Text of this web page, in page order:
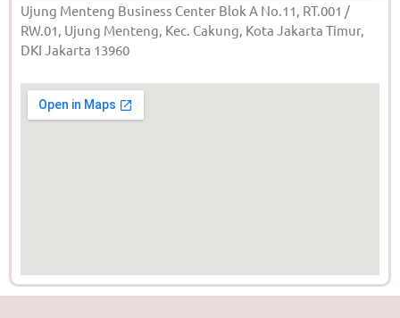
Ujung Menteng Business Center Blok A No.11, RT.001 /
RW.01, Ujung Menteng, Kec. Cakung, Kota Jakarta Timur,
DKI Jakarta 13960